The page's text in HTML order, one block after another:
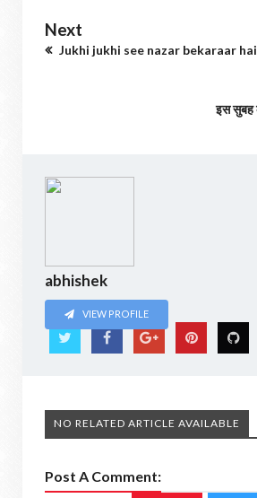
Next
Jukhi jukhi see nazar bekaraar
इस सुबह
abhishek
VIEW PROFILE
NO RELATED ARTICLE AVAILABLE
Post A Comment: